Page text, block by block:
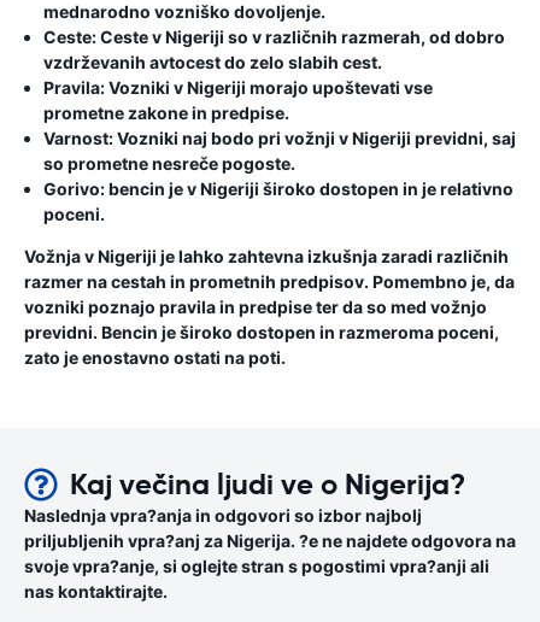
mednarodno vozniško dovoljenje.
Ceste:Ceste v Nigeriji so v različnih razmerah, od dobro
vzdrževanih avtocest do zelo slabih cest.
Pravila:Vozniki v Nigeriji morajo upoštevati vse
prometne zakone in predpise.
Varnost:Vozniki naj bodo pri vožnji v Nigeriji previdni, saj
so prometne nesreče pogoste.
Gorivo:bencin je v Nigeriji široko dostopen in je relativno
poceni.
Vožnja v Nigeriji je lahko zahtevna izkušnja zaradi različnih
razmer na cestah in prometnih predpisov. Pomembno je, da
vozniki poznajo pravila in predpise ter da so med vožnjo
previdni. Bencin je široko dostopen in razmeroma poceni,
zato je enostavno ostati na poti.
Kaj večina ljudi ve o Nigerija?
Naslednja vpra?anja in odgovori so izbor najbolj
priljubljenih vpra?anj za Nigerija. ?e ne najdete odgovora na
svoje vpra?anje, si oglejte stran s pogostimi vpra?anji ali
nas kontaktirajte.